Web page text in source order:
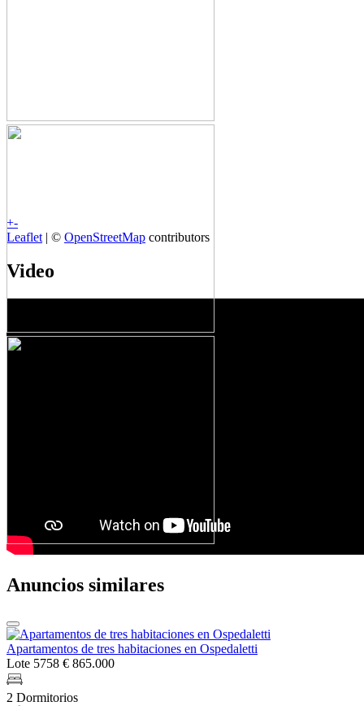
+-
Leaflet | © OpenStreetMap contributors
Video
Anuncios similares
Apartamentos de tres habitaciones en Ospedaletti
Lote 5758 € 865.000
2 Dormitorios